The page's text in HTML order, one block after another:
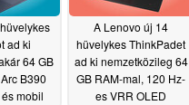
ad ki
64 GB
B390
mobil
A Lenovo új 14
hüvelykes ThinkPadet
ad ki nemzetközileg 64
GB RAM-mal, 120 Hz-
es VRR OLED